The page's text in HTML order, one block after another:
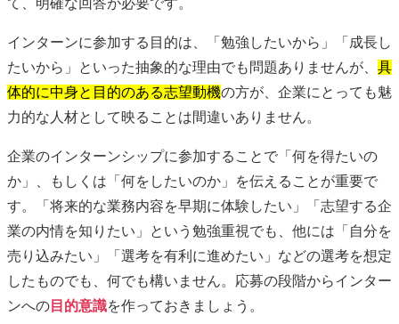
て、明確な回答が必要です。
インターンに参加する目的は、「勉強したいから」「成長し
たいから」といった抽象的な理由でも問題ありませんが、 具
体的に中身と目的のある志望動機の方が、企業にとっても魅
力的な人材として映ることは間違いありません。
企業のインターンシップに参加することで「何を得たいの
か」、もしくは「何をしたいのか」を伝えることが重要で
す。「将来的な業務内容を早期に体験したい」「志望する企
業の内情を知りたい」という勉強重視でも、他には「自分を
売り込みたい」「選考を有利に進めたい」などの選考を想定
したものでも、何でも構いません。応募の段階からインター
ンへの 目的意識を作っておきましょう。